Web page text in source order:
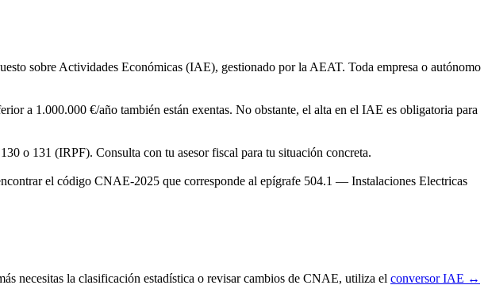
sobre Actividades Económicas (IAE), gestionado por la AEAT. Toda empresa o autónomo
a 1.000.000 €/año también están exentas. No obstante, el alta en el IAE es obligatoria para
o 131 (IRPF). Consulta con tu asesor fiscal para tu situación concreta.
el código CNAE-2025 que corresponde al epígrafe 504.1 — Instalaciones Electricas
necesitas la clasificación estadística o revisar cambios de CNAE, utiliza el conversor IAE ↔